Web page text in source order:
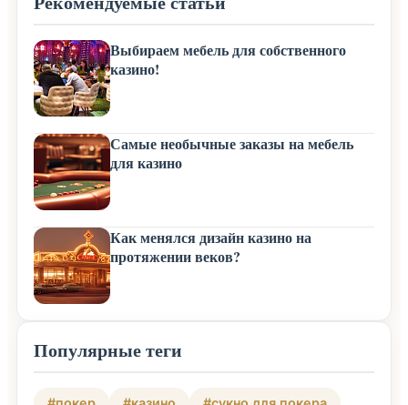
Выбираем мебель для собственного
казино!
Самые необычные заказы на мебель
для казино
Как менялся дизайн казино на
протяжении веков?
Популярные теги